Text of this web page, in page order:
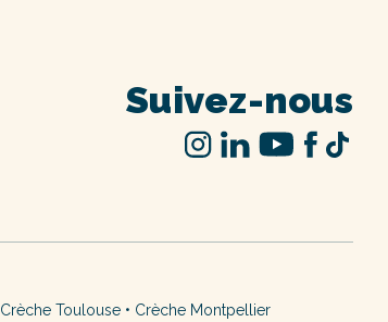
Suivez-nous
Crèche Toulouse • Crèche Montpellier